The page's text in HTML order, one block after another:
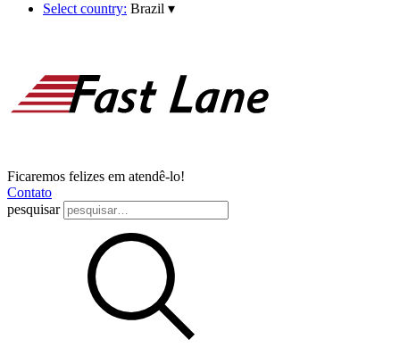
Select country: Brazil ▾
Ficaremos felizes em atendê-lo!
Contato
pesquisar